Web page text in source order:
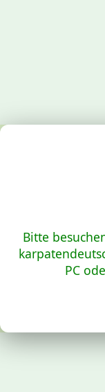
Bitte
PC